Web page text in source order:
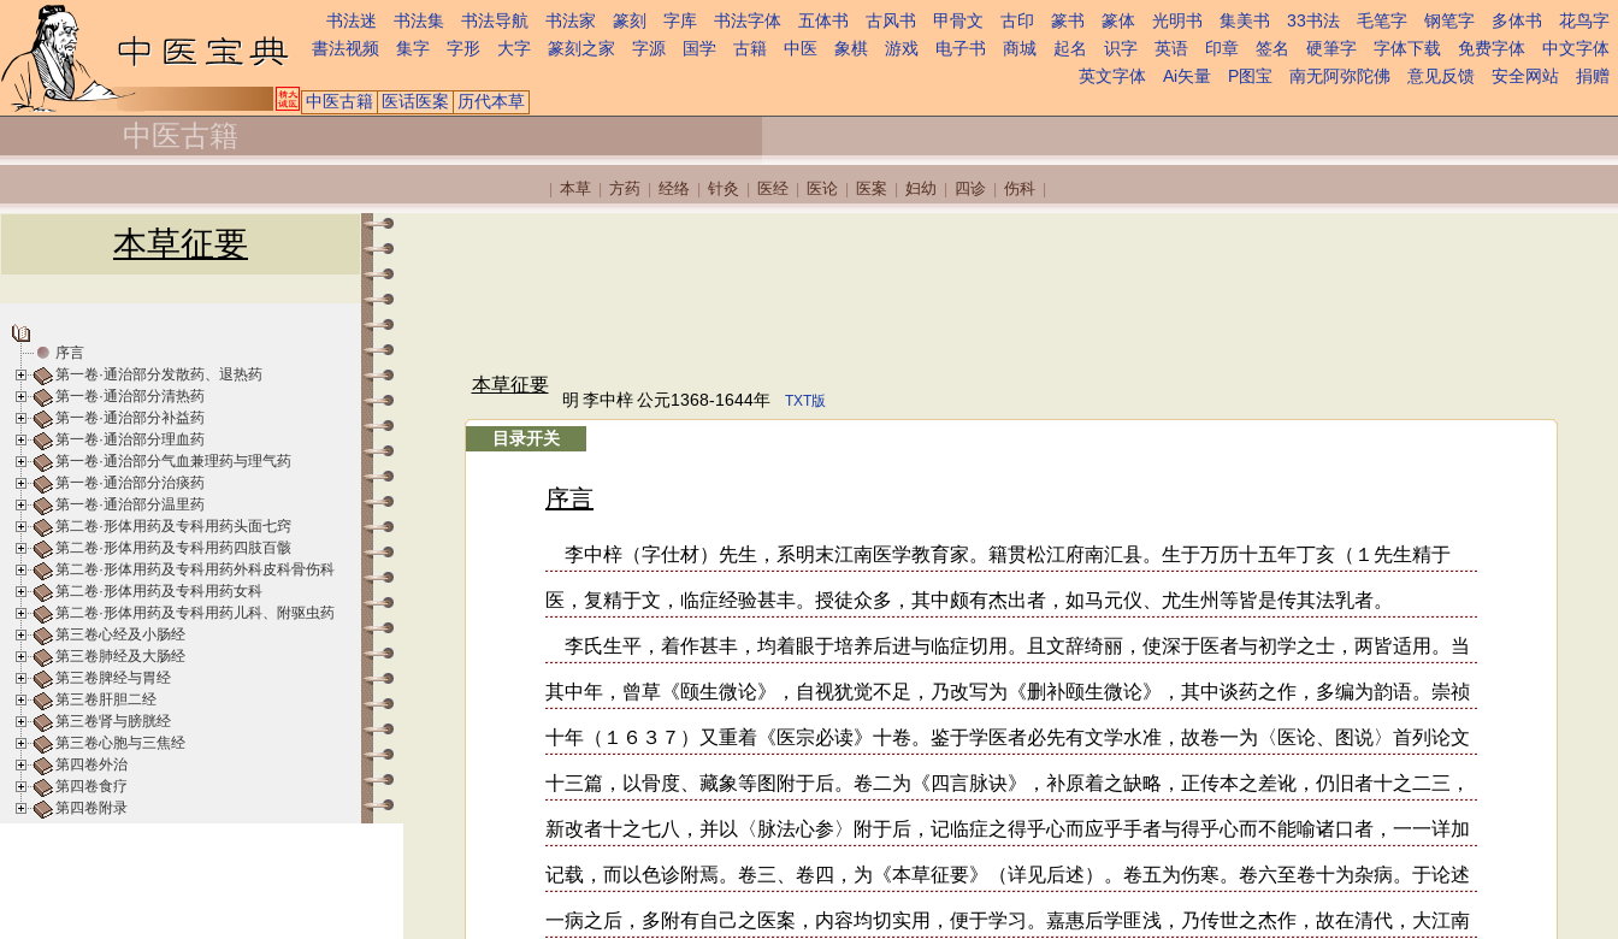
书法迷 书法集 书法导航 书法家 篆刻 字库 书法字体 五体书 古风书 甲骨文 古印 篆书 篆体 光明书 集美书 33书法 毛笔字 钢笔字 多体书
花鸟字
書法视频
集字 字形 大字 篆刻之家 字源 国学 古籍 中医 象棋 游戏 电子书 商城 起名 识字 英语 印章 签名 硬筆字 字体下载 免费字体
中文字体
英文字体
Ai矢量 P图宝 南无阿弥陀佛 意见反馈 安全网站
捐赠
中医古籍 医话医案 历代本草
中医古籍
本草 方药 经络 针灸 医经 医论 医案 妇幼 四诊 伤科
本草征要
序言
第一卷·通治部分发散药、退热药
第一卷·通治部分清热药
第一卷·通治部分补益药
第一卷·通治部分理血药
第一卷·通治部分气血兼理药与理气药
第一卷·通治部分治痰药
第一卷·通治部分温里药
第二卷·形体用药及专科用药头面七窍
第二卷·形体用药及专科用药四肢百骸
第二卷·形体用药及专科用药外科皮科骨伤科
第二卷·形体用药及专科用药女科
第二卷·形体用药及专科用药儿科、附驱虫药
第三卷心经及小肠经
第三卷肺经及大肠经
第三卷脾经与胃经
第三卷肝胆二经
第三卷肾与膀胱经
第三卷心胞与三焦经
第四卷外治
第四卷食疗
第四卷附录
本草征要
明 李中梓 公元1368-1644年 TXT版
目录开关